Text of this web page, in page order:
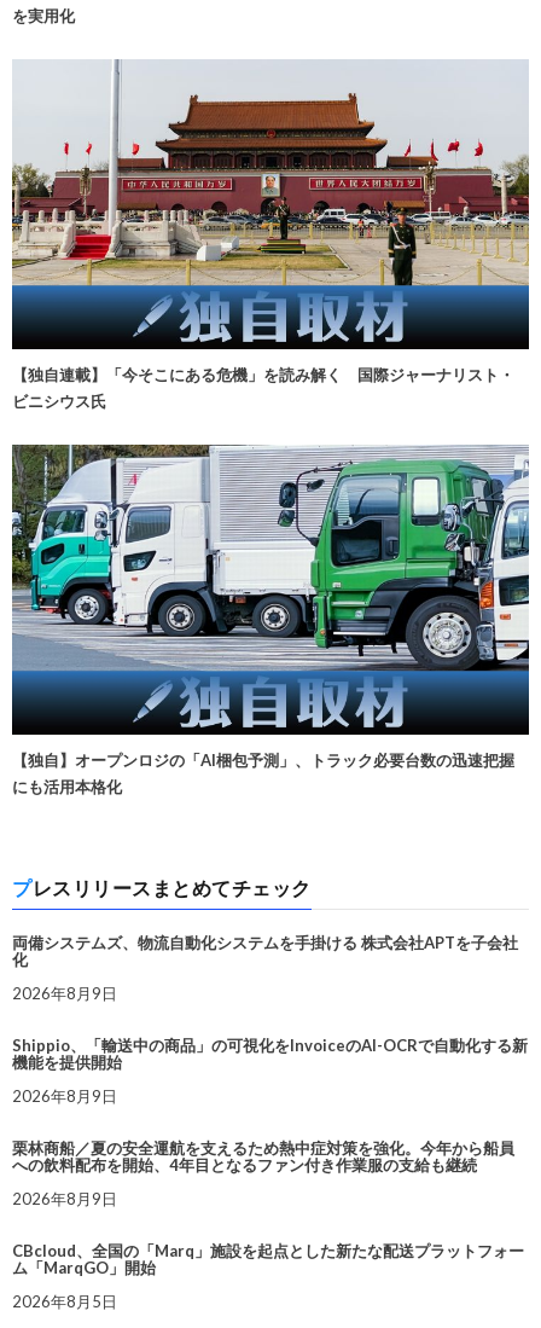
を実用化
【独自連載】「今そこにある危機」を読み解く 国際ジャーナリスト・
ビニシウス氏
【独自】オープンロジの「AI梱包予測」、トラック必要台数の迅速把握
にも活用本格化
プレスリリースまとめてチェック
両備システムズ、物流自動化システムを手掛ける 株式会社APTを子会社
化
2026年8月9日
Shippio、「輸送中の商品」の可視化をInvoiceのAI-OCRで自動化する新
機能を提供開始
2026年8月9日
栗林商船／夏の安全運航を支えるため熱中症対策を強化。今年から船員
への飲料配布を開始、4年目となるファン付き作業服の支給も継続
2026年8月9日
CBcloud、全国の「Marq」施設を起点とした新たな配送プラットフォー
ム「MarqGO」開始
2026年8月5日